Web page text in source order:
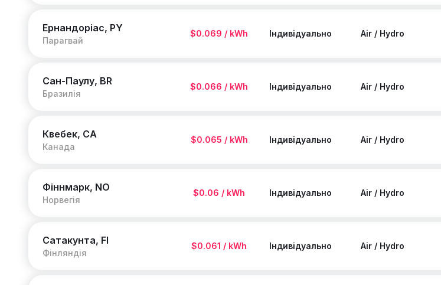
Ернандоріас, PY
Парагвай
$0.069 / kWh Індивідуально Air / Hydro
Сан-Паулу, BR
Бразилія
$0.066 / kWh Індивідуально Air / Hydro
Квебек, CA
Канада
$0.065 / kWh Індивідуально Air / Hydro
Фіннмарк, NO
Норвегія
$0.06 / kWh Індивідуально Air / Hydro
Сатакунта, FI
Фінляндія
$0.061 / kWh Індивідуально Air / Hydro